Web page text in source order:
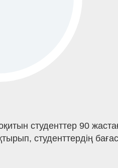
студенттер 90
студенттердің